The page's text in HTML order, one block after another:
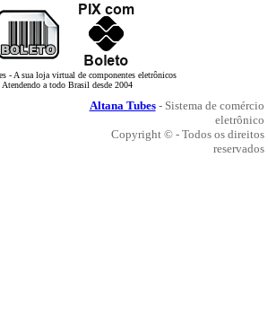
- A sua loja virtual de componentes eletrônicos
Atendendo a todo Brasil desde 2004
Altana Tubes- Sistema de comércio
eletrônico
Copyright © - Todos os direitos
reservados